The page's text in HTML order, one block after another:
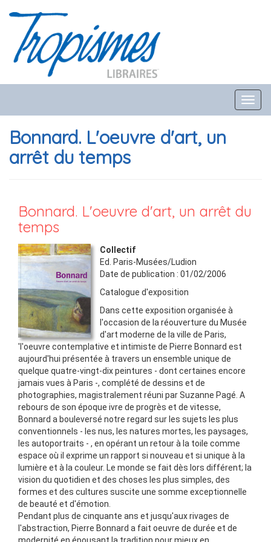
Bonnard. L'oeuvre d'art, un
arrêt du temps
Bonnard. L'oeuvre d'art, un arrêt du
temps
Collectif
Ed.
Paris-Musées/Ludion
Date de publication : 01/02/2006
Catalogue d'exposition
Dans cette exposition organisée à
l'occasion de la réouverture du Musée
d'art moderne de la ville de Paris,
'l'oeuvre contemplative et intimiste de Pierre Bonnard est
aujourd'hui présentée à travers un ensemble unique de
quelque quatre-vingt-dix peintures - dont certaines encore
jamais vues à Paris -, complété de dessins et de
photographies, magistralement réuni par Suzanne Pagé. A
rebours de son époque ivre de progrès et de vitesse,
Bonnard a bouleversé notre regard sur les sujets les plus
conventionnels - les nus, les natures mortes, les paysages,
les autoportraits - , en opérant un retour à la toile comme
espace où il exprime un rapport si nouveau et si unique à la
lumière et à la couleur. Le monde se fait dès lors différent; la
vision du quotidien et des choses les plus simples, des
formes et des cultures suscite une somme exceptionnelle
de beauté et d'émotion.
Pendant plus de cinquante ans et jusqu'aux rivages de
l'abstraction, Pierre Bonnard a fait oeuvre de durée et de